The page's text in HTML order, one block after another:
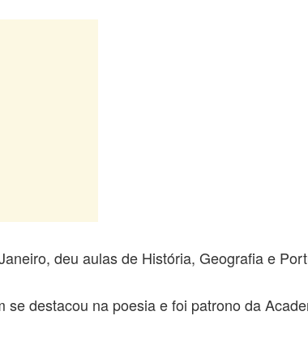
deu aulas de História, Geografia e
se destacou na poesia e foi patrono da